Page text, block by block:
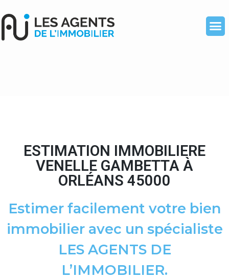
ESTIMATION IMMOBILIERE
VENELLE GAMBETTA À
ORLÉANS 45000
Estimer facilement votre bien
immobilier avec un spécialiste
LES AGENTS DE
L’IMMOBILIER.